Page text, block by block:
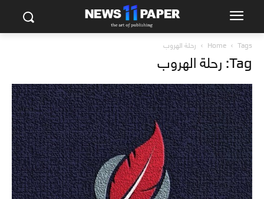
Home Tags رحلة الهروب
Tag: رحلة الهروب